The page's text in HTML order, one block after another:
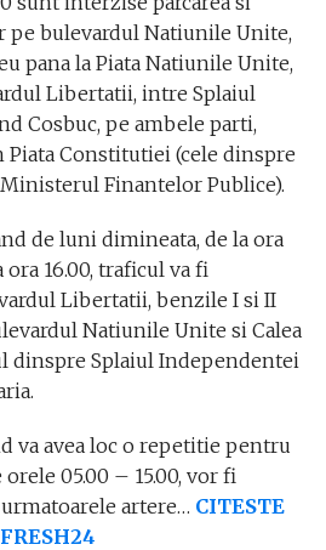
pe bulevardul Natiunile Unite,
pana la Piata Natiunile Unite,
Libertatii, intre Splaiul
Cosbuc, pe ambele parti,
Constitutiei (cele dinspre
Finantelor Publice).
de luni dimineata, de la ora
ora 16.00, traficul va fi
Libertatii, benzile I si II
Natiunile Unite si Calea
dinspre Splaiul Independentei
va avea loc o repetitie pentru
05.00 – 15.00, vor fi
artere… CITESTE